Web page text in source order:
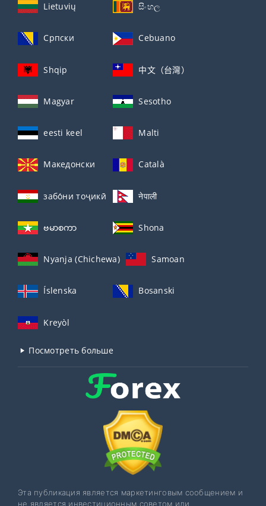
Lietuvių සිංහල
Српски Cebuano
Shqip 中文（台灣）
Magyar Sesotho
eesti keel Malti
Македонски Català
забо́ни тоҷикӣ́ नेपाली
ဗမာစကာ Shona
Nyanja (Chichewa) Samoan
Íslenska Bosanski
Kreyòl
Посмотреть больше
Эта публикация является маркетинговым сообщением и
не является инвестиционным советом или